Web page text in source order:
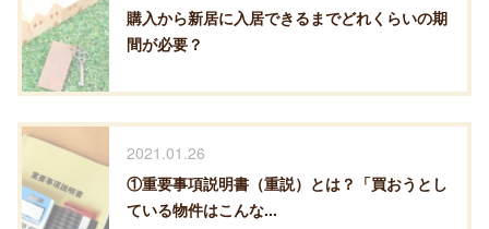
購入から新居に入居できるまでどれくらいの期
間が必要？
2021.01.26
①重要事項説明書（重説）とは？「買おうとし
ている物件はこんな...